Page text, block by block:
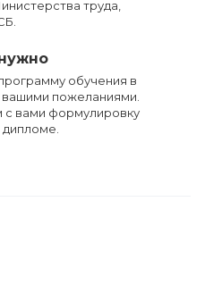
труда,
обучения в
вашими пожеланиями.
с вами формулировку